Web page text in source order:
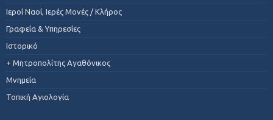
Ιεροί Ναοί, Ιερές Μονές / Κλήρος
Γραφεία & Υπηρεσίες
Ιστορικό
+ Μητροπολίτης Αγαθόνικος
Μνημεία
Τοπική Αγιολογία